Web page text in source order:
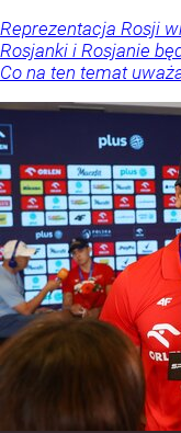
Reprezentacja Rosji
Rosjanki i Rosjanie
Co na ten temat